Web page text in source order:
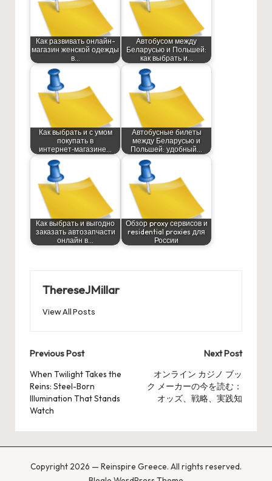
Как развивать онлайн-
магазин женской одежды
в…
Автобусом между
Беларусью и Польшей:
как выбрать и…
Как выбрать и с умом
покупать в
интернет‑магазине…
Автобусные билеты
между Беларусью и
Польшей: удобный…
Как выбрать и выгодно
заказать автозапчасти
онлайн в…
Обзор proxy сервисов и
residential proxies для
России
ThereseJMillar
View All Posts
Post
navigation
Previous Post
When Twilight Takes the
Reins: Steel-Born
Illumination That Stands
Watch
Next Post
オンライン カジノ ブッ
ク メーカーの今を読む：
オッズ、戦略、実践知
Copyright 2026 — Reinspire Greece. All rights reserved.